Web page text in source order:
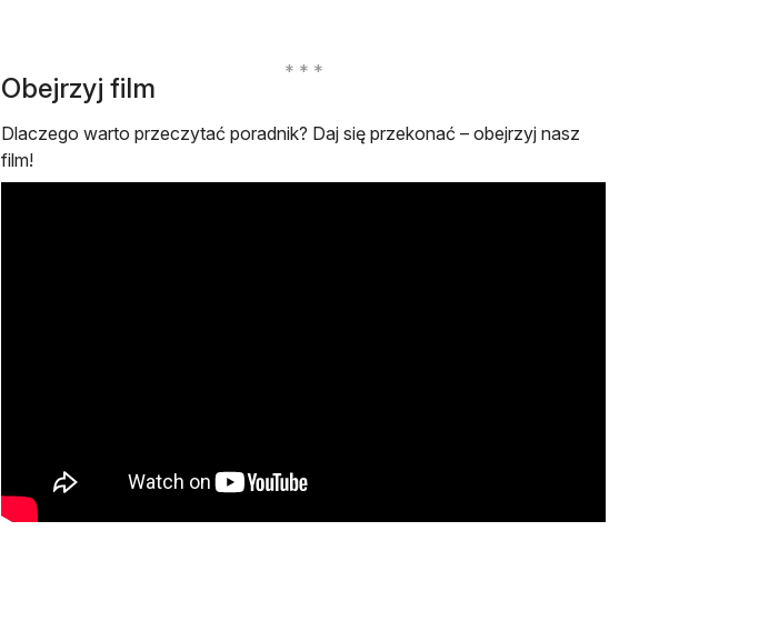
Obejrzyj film
Dlaczego warto przeczytać poradnik? Daj się przekonać – obejrzyj nasz
film!